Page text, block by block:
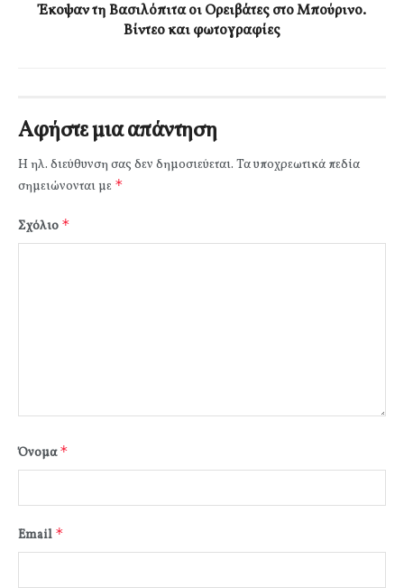
Έκοψαν τη Βασιλόπιτα οι Ορειβάτες στο Μπούρινο.
Βίντεο και φωτογραφίες
Αφήστε μια απάντηση
Η ηλ. διεύθυνση σας δεν δημοσιεύεται. Τα υποχρεωτικά πεδία
σημειώνονται με *
Σχόλιο *
Όνομα*
Email *